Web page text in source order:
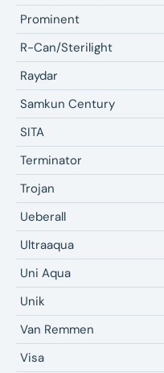
Prominent
R-Can/Sterilight
Raydar
Samkun Century
SITA
Terminator
Trojan
Ueberall
Ultraaqua
Uni Aqua
Unik
Van Remmen
Visa